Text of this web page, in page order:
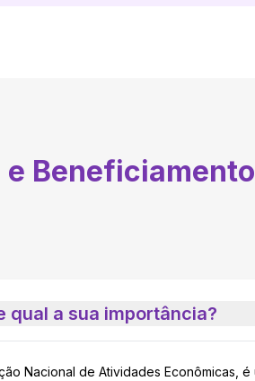
e
qual a sua importância?
Nacional de Atividades Econômicas,